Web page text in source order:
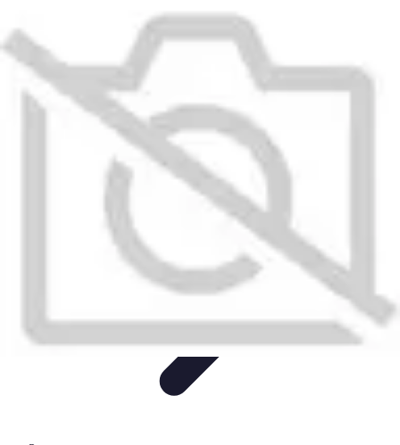
Pièces Détachées Tracteur
Pièces Détachées Anciennes
Diagnostics
Guide d'Achat Entretien et Maintenance
Pièces Détachées Tracteur